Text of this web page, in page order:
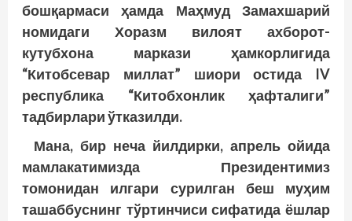
бошқармаси ҳамда Маҳмуд Замахшарий
номидаги Хоразм вилоят ахборот-
кутубхона маркази ҳамкорлигида
“Китобсевар миллат” шиори остида IV
республика “Китобхонлик ҳафталиги”
тадбирлари ўтказилди.
Мана, бир неча йилдирки, апрель ойида
мамлакатимизда Президентимиз
томонидан илгари сурилган беш муҳим
ташаббуснинг тўртинчиси сифатида ёшлар